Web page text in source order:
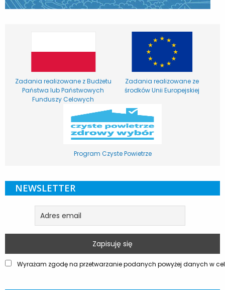
Zadania realizowane z Budżetu
Państwa lub Państwowych
Funduszy Celowych
Zadania realizowane ze
środków Unii Europejskiej
Program Czyste Powietrze
NEWSLETTER
Wyrażam zgodę na przetwarzanie podanych powyżej danych w